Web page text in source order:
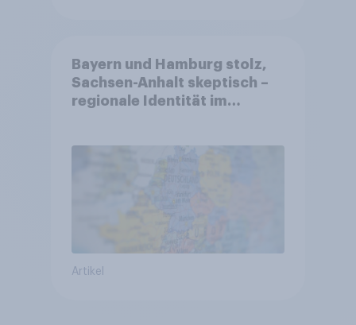
Bayern und Hamburg stolz,
Sachsen-Anhalt skeptisch –
regionale Identität im
Artikel